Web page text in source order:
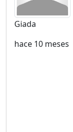
Giada
hace 10 meses